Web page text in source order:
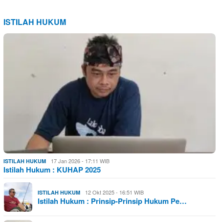
ISTILAH HUKUM
ISTILAH HUKUM 17 Jan 2026 - 17:11 WIB
Istilah Hukum : KUHAP 2025
ISTILAH HUKUM 12 Okt 2025 - 16:51 WIB
Istilah Hukum : Prinsip-Prinsip Hukum Pe…